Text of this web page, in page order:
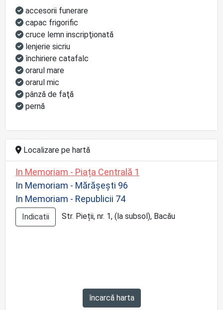
accesorii funerare
capac frigorific
cruce lemn inscripţionată
lenjerie sicriu
închiriere catafalc
orarul mare
orarul mic
pânză de faţă
pernă
Localizare pe hartă
In Memoriam - Piața Centrală 1
In Memoriam - Mărășești 96
In Memoriam - Republicii 74
Indicatii Str. Pieții, nr. 1, (la subsol), Bacău
încarcă harta